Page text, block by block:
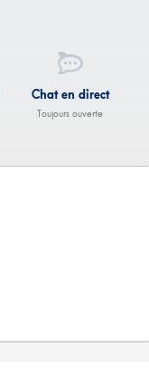
Chat en direct
Toujours ouverte